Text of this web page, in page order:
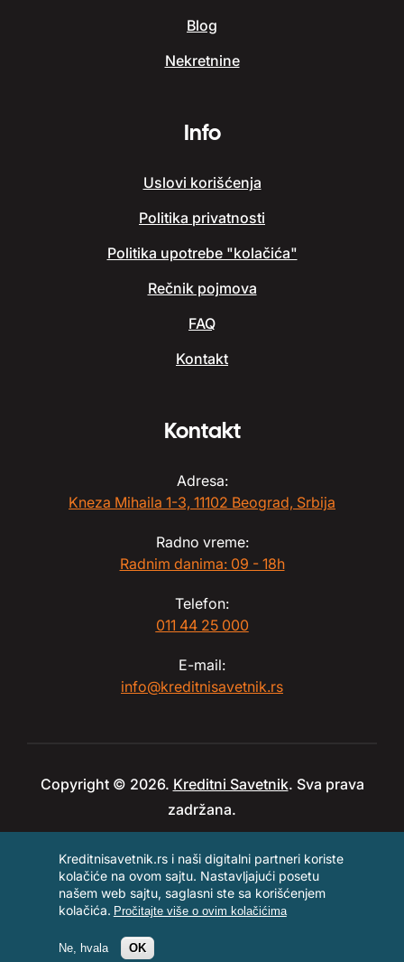
Zakažite razgovor
Blog
Nekretnine
Info
Uslovi korišćenja
Politika privatnosti
Politika upotrebe "kolačića"
Rečnik pojmova
FAQ
Kontakt
Kontakt
Adresa:
Kneza Mihaila 1-3, 11102 Beograd, Srbija
Radno vreme:
Radnim danima: 09 - 18h
Telefon:
011 44 25 000
E-mail:
info@kreditnisavetnik.rs
Copyright © 2026. Kreditni Savetnik. Sva prava
zadržana.
Kreditnisavetnik.rs i naši digitalni partneri koriste
kolačiće na ovom sajtu. Nastavljajući posetu
našem web sajtu, saglasni ste sa korišćenjem
kolačića. Pročitajte više o ovim kolačićima
Ne, hvala OK